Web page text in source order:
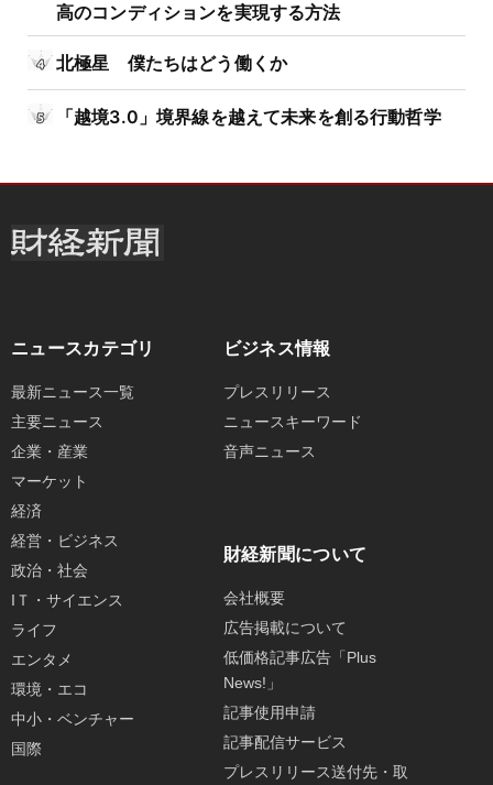
高のコンディションを実現する方法
北極星 僕たちはどう働くか
「越境3.0」境界線を越えて未来を創る行動哲学
ニュースカテゴリ
最新ニュース一覧
主要ニュース
企業・産業
マーケット
経済
経営・ビジネス
政治・社会
IＴ・サイエンス
ライフ
エンタメ
環境・エコ
中小・ベンチャー
国際
ビジネス情報
プレスリリース
ニュースキーワード
音声ニュース
財経新聞について
会社概要
広告掲載について
低価格記事広告「Plus
News!」
記事使用申請
記事配信サービス
プレスリリース送付先・取